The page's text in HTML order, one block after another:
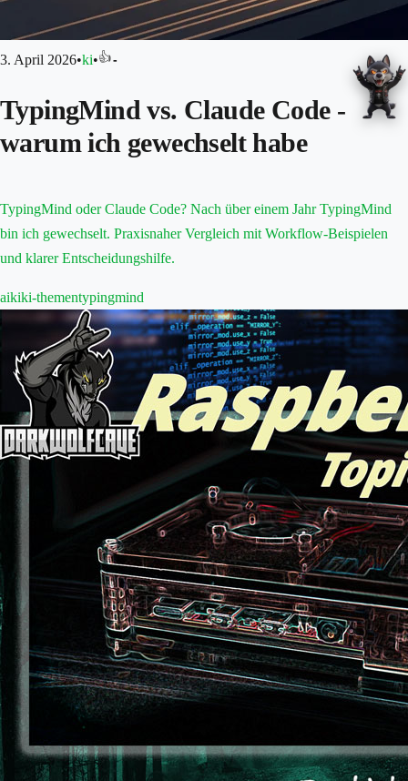
3. April 2026•ki•👍-
TypingMind vs. Claude Code -
warum ich gewechselt habe
TypingMind oder Claude Code? Nach über einem Jahr TypingMind
bin ich gewechselt. Praxisnaher Vergleich mit Workflow-Beispielen
und klarer Entscheidungshilfe.
aikiki-thementypingmind